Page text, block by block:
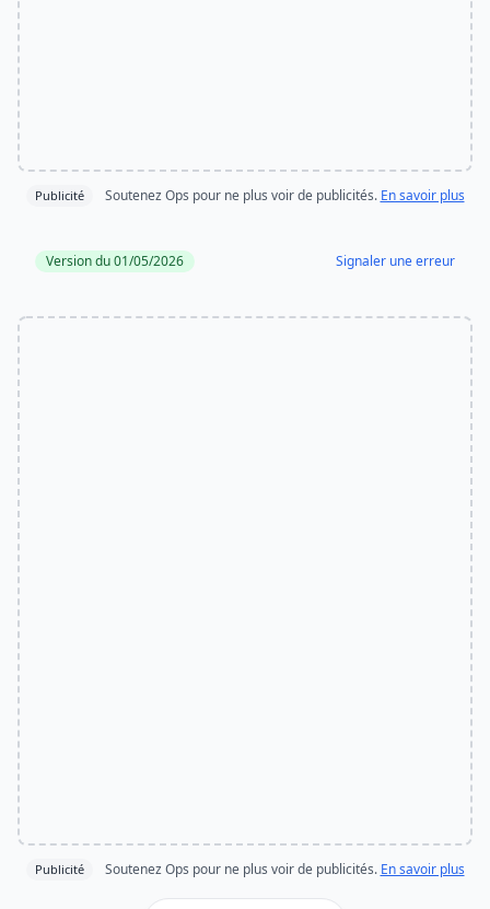
Publicité Soutenez Ops pour ne plus voir de publicités. En savoir plus
Version du 01/05/2026 Signaler une erreur
Publicité Soutenez Ops pour ne plus voir de publicités. En savoir plus